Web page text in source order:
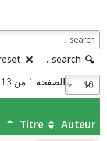
الصفحة 1 من 13 النتائج 1 - 10 من 128
Titre Auteur